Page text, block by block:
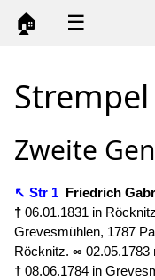
🏠 ☰
Strempel
Zweite
↖ Str 1 Friedrich
† 06.01.1831 in
Grevesmühlen, 1787
Röcknitz. ∞ 02.05.1783
† 08.06.1784 in